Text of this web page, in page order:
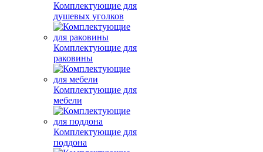
Комплектующие для
душевых уголков
Комплектующие для
раковины
Комплектующие для
мебели
Комплектующие для
поддона